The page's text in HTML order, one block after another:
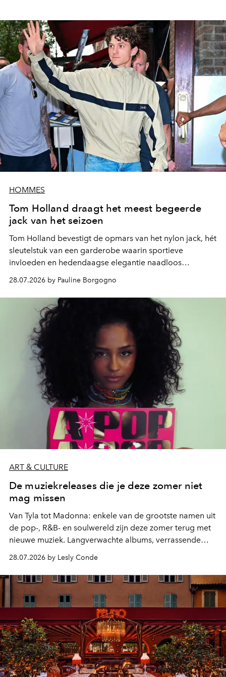
HOMMES
Tom Holland draagt het meest begeerde
jack van het seizoen
Tom Holland bevestigt de opmars van het nylon jack, hét
sleutelstuk van een garderobe waarin sportieve
invloeden en hedendaagse elegantie naadloos
samenkomen.
28.07.2026 by Pauline Borgogno
ART & CULTURE
De muziekreleases die je deze zomer niet
mag missen
Van Tyla tot Madonna: enkele van de grootste namen uit
de pop-, R&B- en soulwereld zijn deze zomer terug met
nieuwe muziek. Langverwachte albums, verrassende
comebacks en veelbelovende nieuwe projecten: dit zijn
de releases die je niet mag missen.
28.07.2026 by Lesly Conde